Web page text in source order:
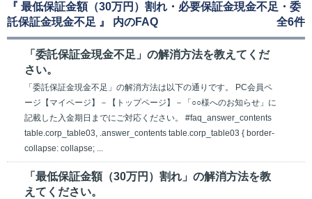
『 最低保証金額（30万円）割れ・必要保証金現金不足・委
託保証金現金不足 』 内のFAQ
全6件
「委託保証金現金不足」の解消方法を教えてくだ
さい。
「委託保証金現金不足」の解消方法は以下の通りです。 PC会員ペ
ージ【マイページ】－【トップページ】－「○○様へのお知らせ」に
記載した入金期日までにご対応ください。 #faq_answer_contents
table.corp_table03, .answer_contents table.corp_table03 { border-
collapse: collapse; ...
「最低保証金額（30万円）割れ」の解消方法を教
えてください。